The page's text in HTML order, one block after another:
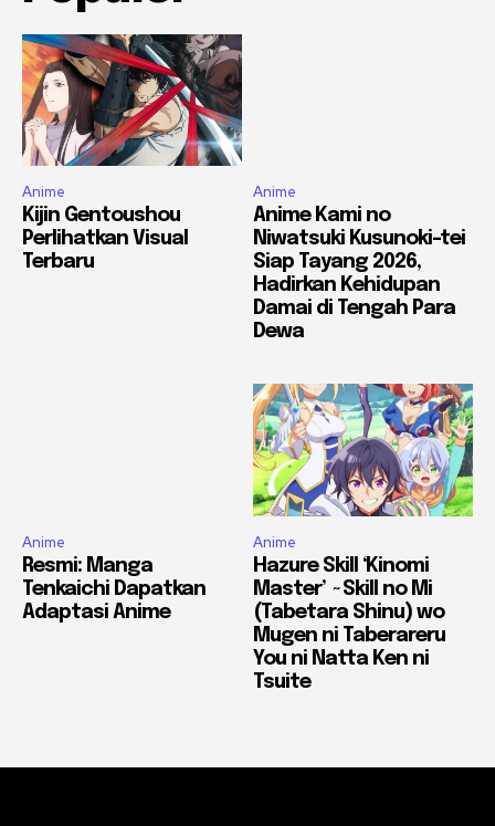
Anime
Kijin Gentoushou
Perlihatkan Visual
Terbaru
Anime
Anime Kami no
Niwatsuki Kusunoki-tei
Siap Tayang 2026,
Hadirkan Kehidupan
Damai di Tengah Para
Dewa
Anime
Resmi: Manga
Tenkaichi Dapatkan
Adaptasi Anime
Anime
Hazure Skill ‘Kinomi
Master’ ~Skill no Mi
(Tabetara Shinu) wo
Mugen ni Taberareru
You ni Natta Ken ni
Tsuite